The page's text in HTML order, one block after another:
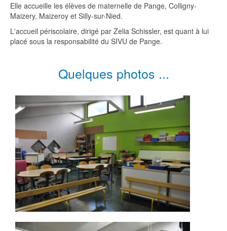
Elle accueille les élèves de maternelle de Pange, Colligny-
Maizery, Maizeroy et Silly-sur-Nied.
L'accueil périscolaire, dirigé par Zelia Schissler, est quant à lui
placé sous la responsabilité du SIVU de Pange.
Quelques photos ...